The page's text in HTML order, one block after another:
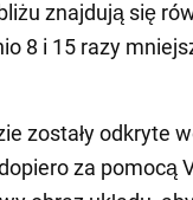
znajdują się
8 i 15 razy
zostały odkryte
za pomocą